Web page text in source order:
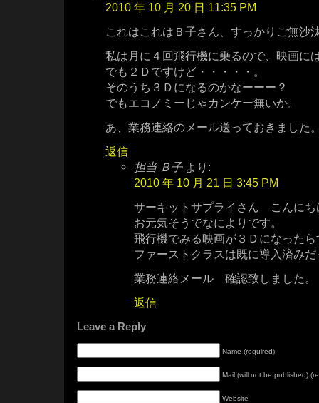
2010 年 10 月 20 日 11:35 PM
これはこれはＢ子さん、すっかりご無沙
私は月に４回飛行機に乗るので、映画に
でも２Ｄですけど・・・・・。
そのうち３Ｄになるのかなーーー？
でもエコノミーじゃカンケー無いか。
あ、業務連絡のメール送っておきました
返信
担当 Ｂ子 より:
2010 年 10 月 21 日 3:45 PM
サーキットサプライさん こんにち
お元気そうでなによりです。
飛行機でみる映画が３Ｄになった
ファーストクラスは既に導入済み
業務連絡メール 確認致しました。
返信
Leave a Reply
Name (required)
Mail (will not be published)
Website